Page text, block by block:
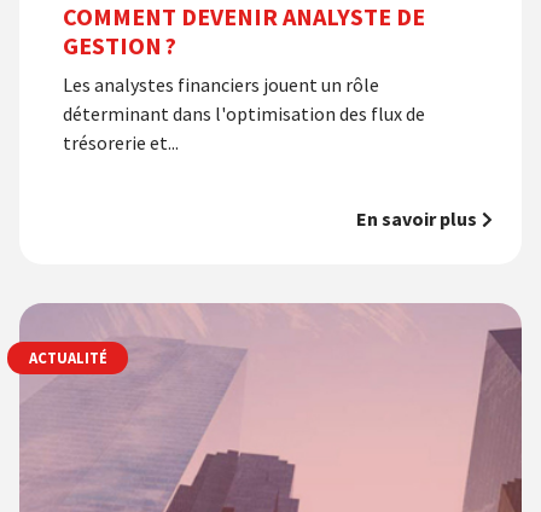
COMMENT DEVENIR ANALYSTE DE
GESTION ?
Les analystes financiers jouent un rôle
déterminant dans l'optimisation des flux de
trésorerie et...
En savoir plus
ACTUALITÉ